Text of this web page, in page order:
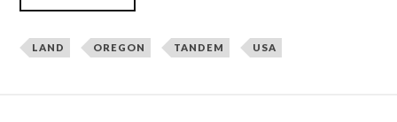
LAND OREGON TANDEM USA